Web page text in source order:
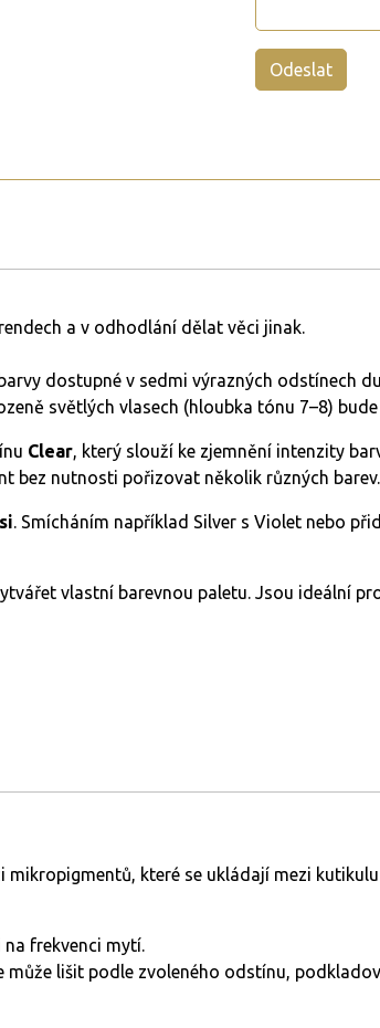
a v odhodlání dělat věci jinak.
dostupné v sedmi výrazných odstínech
světlých vlasech (hloubka tónu 7–8)
Clear, který slouží ke zjemnění intenzity
bez nutnosti pořizovat několik různých barev.
. Smícháním například Silver s Violet nebo
vlastní barevnou paletu. Jsou ideální
mikropigmentů, které se ukládají mezi
frekvenci mytí.
může lišit podle zvoleného odstínu,